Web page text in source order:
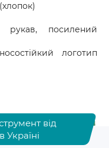
рукав, посилений
логотип
від
Україні